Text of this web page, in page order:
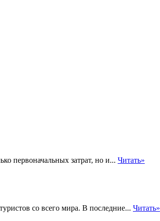
первоначальных затрат, но и... Читать»
со всего мира. В последние... Читать»